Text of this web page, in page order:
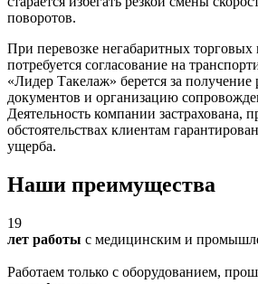
поворотов.
При перевозке негабаритных торговых
потребуется согласование на
«Лидер Такелаж» берется за
документов и организацию
Деятельность компании застрахована,
обстоятельствах клиентам
ущерба.
Наши преимущества
19
лет работы с медицинским и
Работаем только с оборудованием,